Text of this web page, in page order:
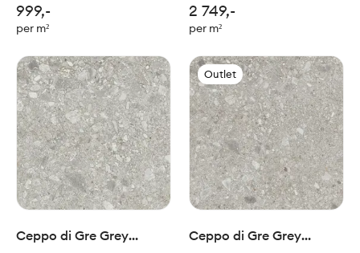
999,-
per m²
2 749,-
per m²
Ceppo di Gre Grey
Outlet
Ceppo di Gre Grey